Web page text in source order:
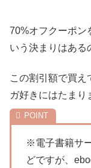
70%オフクーポン
いう決まりはある
この割引額で買え
ガ好きにはたまり
※電子書籍サ
どですが、